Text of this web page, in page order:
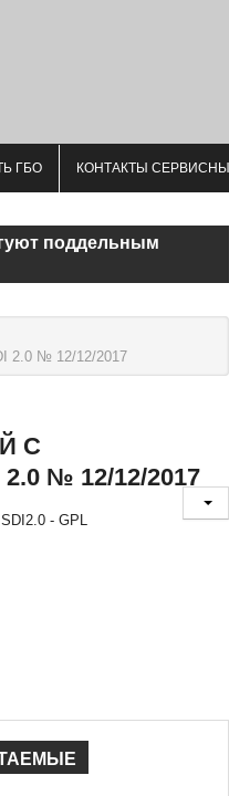
ГБО КОНТАКТЫ
поддельным
2.0 № 12/12/2017
С
№ 12/12/2017
- GPL